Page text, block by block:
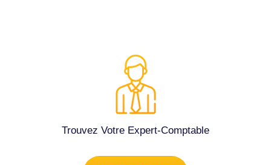
Trouvez Votre Expert-Comptable